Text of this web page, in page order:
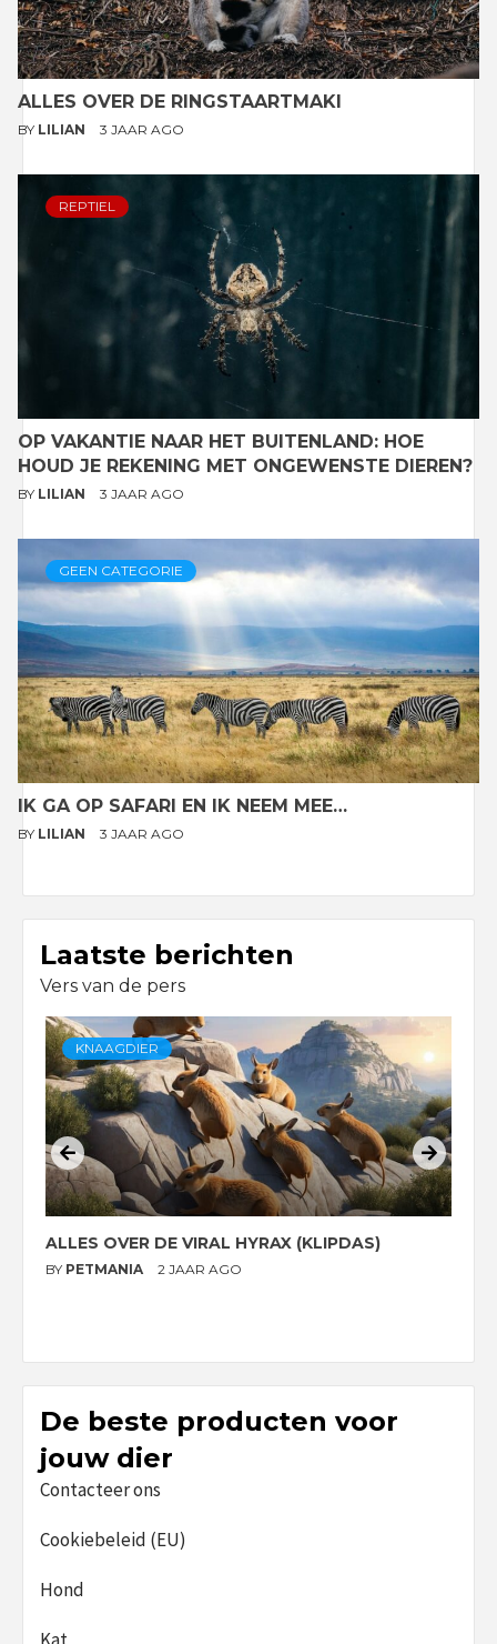
ALLES OVER DE RINGSTAARTMAKI
BY LILIAN 3 JAAR AGO
REPTIEL
OP VAKANTIE NAAR HET BUITENLAND: HOE
HOUD JE REKENING MET ONGEWENSTE DIEREN?
BY LILIAN 3 JAAR AGO
GEEN CATEGORIE
IK GA OP SAFARI EN IK NEEM MEE…
BY LILIAN 3 JAAR AGO
Laatste berichten
Vers van de pers
KNAAGDIER
ALLES OVER DE VIRAL HYRAX (KLIPDAS)
BY PETMANIA 2 JAAR AGO
De beste producten voor
jouw dier
Contacteer ons
Cookiebeleid (EU)
Hond